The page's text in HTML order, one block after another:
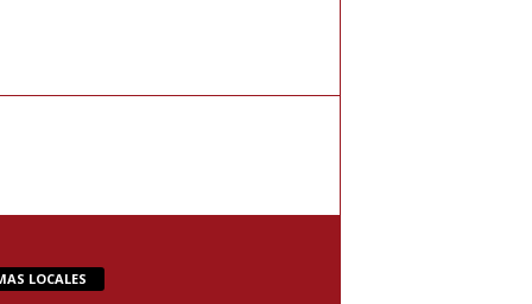
LOCALES